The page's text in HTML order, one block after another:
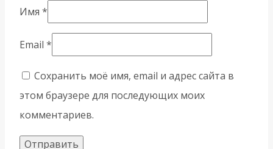
Имя *
Email *
Сохранить моё имя, email и адрес сайта в
этом браузере для последующих моих
комментариев.